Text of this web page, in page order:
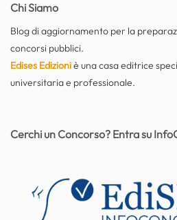
Chi Siamo
Blog di aggiornamento per la
concorsi pubblici.
Edises Edizioniè una casa editrice
universitaria e professionale.
Cerchi un Concorso? Entra su